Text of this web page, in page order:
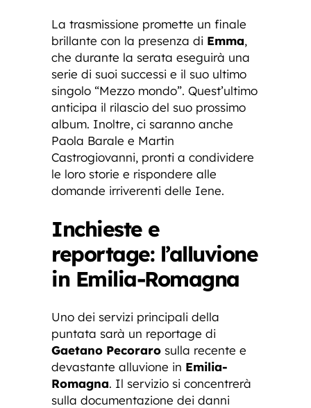
La trasmissione promette un finale
brillante con la presenza di Emma,
che durante la serata eseguirà una
serie di suoi successi e il suo ultimo
singolo “Mezzo mondo”. Quest’ultimo
anticipa il rilascio del suo prossimo
album. Inoltre, ci saranno anche
Paola Barale e Martin
Castrogiovanni, pronti a condividere
le loro storie e rispondere alle
domande irriverenti delle Iene.
Inchieste e
reportage: l’alluvione
in Emilia-Romagna
Uno dei servizi principali della
puntata sarà un reportage di
Gaetano Pecoraro sulla recente e
devastante alluvione in Emilia-
Romagna. Il servizio si concentrerà
sulla documentazione dei danni